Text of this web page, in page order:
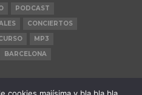
PODCAST
CONCIERTOS
MP3
BARCELONA